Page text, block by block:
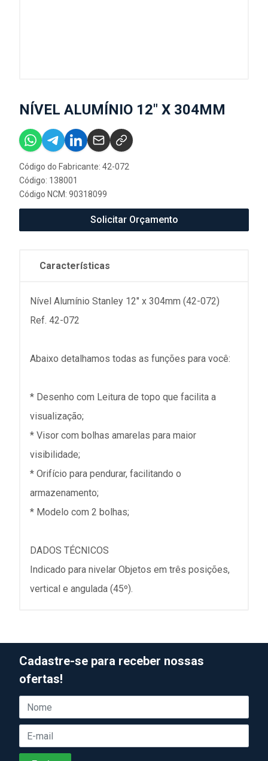
NÍVEL ALUMÍNIO 12" X 304MM
Código do Fabricante: 42-072
Código: 138001
Código NCM: 90318099
Solicitar Orçamento
Características
Nível Alumínio Stanley 12" x 304mm (42-072)
Ref. 42-072
Abaixo detalhamos todas as funções para você:
* Desenho com Leitura de topo que facilita a
visualização;
* Visor com bolhas amarelas para maior
visibilidade;
* Orifício para pendurar, facilitando o
armazenamento;
* Modelo com 2 bolhas;
DADOS TÉCNICOS
Indicado para nivelar Objetos em três posições,
vertical e angulada (45º).
Cadastre-se para receber nossas
ofertas!